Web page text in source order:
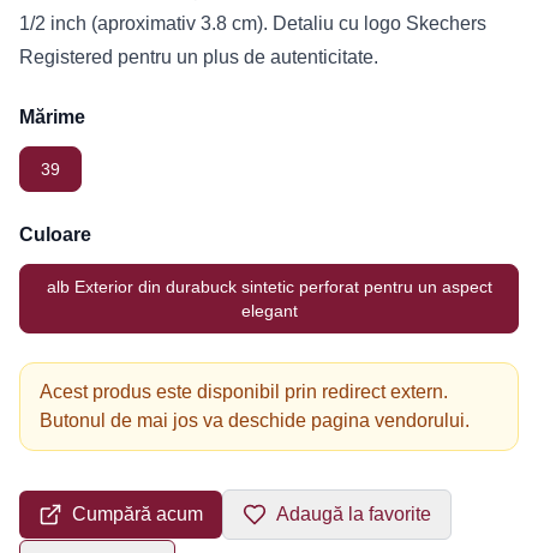
1/2 inch (aproximativ 3.8 cm). Detaliu cu logo Skechers
Registered pentru un plus de autenticitate.
Mărime
39
Culoare
alb Exterior din durabuck sintetic perforat pentru un aspect
elegant
Acest produs este disponibil prin redirect extern.
Butonul de mai jos va deschide pagina vendorului.
Cumpără acum Adaugă la favorite